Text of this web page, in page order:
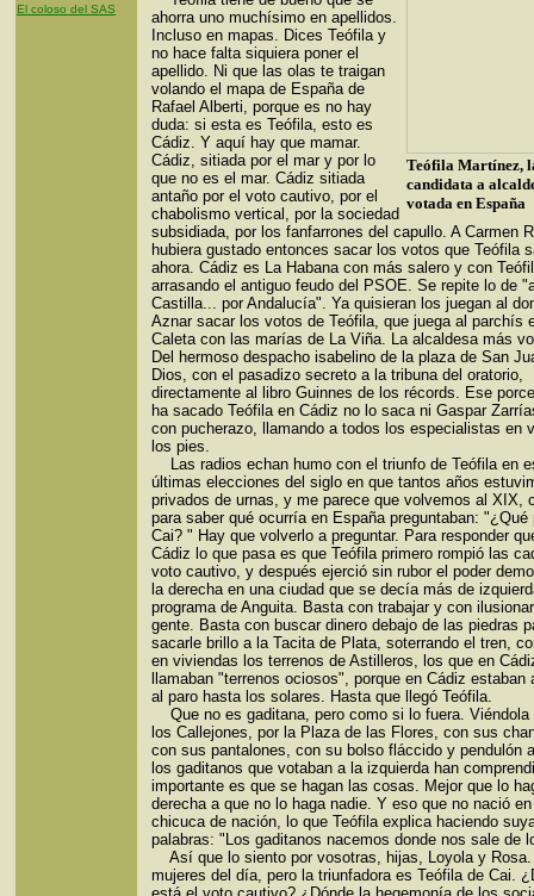
El coloso del SAS
Teófila Martínez,
candidata a
votada en España
ahorra uno muchísimo en apellidos.
Incluso en mapas. Dices Teófila y
no hace falta siquiera poner el
apellido. Ni que las olas te traigan
volando el mapa de España de
Rafael Alberti, porque es no hay
duda: si esta es Teófila, esto es
Cádiz. Y aquí hay que mamar.
Cádiz, sitiada por el mar y por lo
que no es el mar. Cádiz sitiada
antaño por el voto cautivo, por el
chabolismo vertical, por la sociedad
subsidiada, por los fanfarrones del capullo. A Carmen
hubiera gustado entonces sacar los votos que Teófila
ahora. Cádiz es La Habana con más salero y con
arrasando el antiguo feudo del PSOE. Se repite lo de
Castilla... por Andalucía". Ya quisieran los juegan al
Aznar sacar los votos de Teófila, que juega al parchís
Caleta con las marías de La Viña. La alcaldesa más
Del hermoso despacho isabelino de la plaza de San
Dios, con el pasadizo secreto a la tribuna del oratorio,
directamente al libro Guinnes de los récords. Ese
ha sacado Teófila en Cádiz no lo saca ni Gaspar
con pucherazo, llamando a todos los especialistas en
los pies.
Las radios echan humo con el triunfo de Teófila en
últimas elecciones del siglo en que tantos años
privados de urnas, y me parece que volvemos al XIX,
para saber qué ocurría en España preguntaban: "¿Qué
Cai? " Hay que volverlo a preguntar. Para responder
Cádiz lo que pasa es que Teófila primero rompió las
voto cautivo, y después ejerció sin rubor el poder
la derecha en una ciudad que se decía más de
programa de Anguita. Basta con trabajar y con
gente. Basta con buscar dinero debajo de las piedras
sacarle brillo a la Tacita de Plata, soterrando el tren,
en viviendas los terrenos de Astilleros, los que en
llamaban "terrenos ociosos", porque en Cádiz estaban
al paro hasta los solares. Hasta que llegó Teófila.
Que no es gaditana, pero como si lo fuera. Viéndola
los Callejones, por la Plaza de las Flores, con sus
con sus pantalones, con su bolso fláccido y pendulón
los gaditanos que votaban a la izquierda han
importante es que se hagan las cosas. Mejor que lo
derecha a que no lo haga nadie. Y eso que no nació
chicuca de nación, lo que Teófila explica haciendo
palabras: "Los gaditanos nacemos donde nos sale de
Así que lo siento por vosotras, hijas, Loyola y
mujeres del día, pero la triunfadora es Teófila de Cai.